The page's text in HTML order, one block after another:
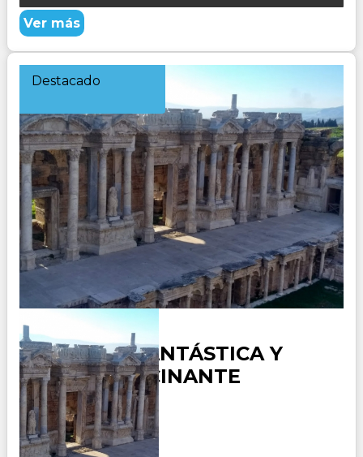
Ver más
Destacado
TURQUÍA FANTÁSTICA Y
DUBAI ALUCINANTE
Duración:
11Días10Noches